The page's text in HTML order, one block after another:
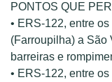
PONTOS QUE
• ERS-122, entre
(Farroupilha) a São
barreiras e
• ERS-122, entre